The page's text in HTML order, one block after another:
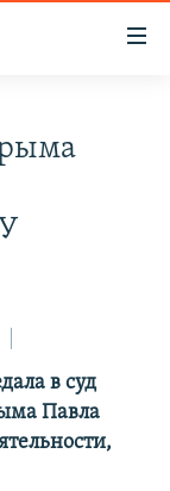
в суд
Павла